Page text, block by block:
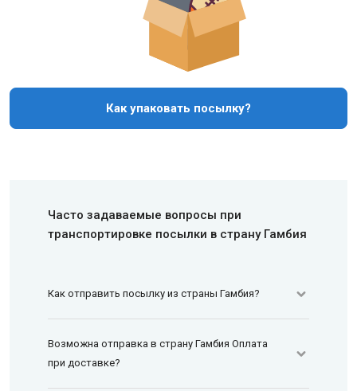
Как упаковать посылку?
Часто задаваемые вопросы при
транспортировке посылки в страну Гамбия
Как отправить посылку из страны Гамбия?
Возможна отправка в страну Гамбия Оплата
при доставке?